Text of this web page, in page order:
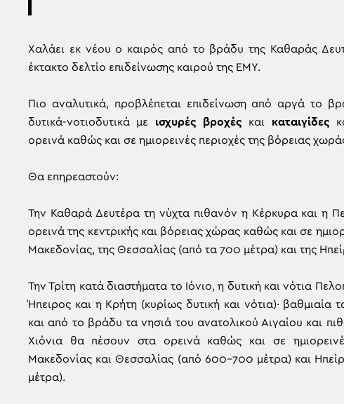
Χαλάει εκ νέου ο καιρός από το βράδυ της Καθαράς
έκτακτο δελτίο επιδείνωσης καιρού της ΕΜΥ.
Πιο αναλυτικά, προβλέπεται επιδείνωση από αργά το
δυτικά-νοτιοδυτικά με ισχυρές βροχές και καταιγίδες
ορεινά καθώς και σε ημιορεινές περιοχές της βόρειας
Θα επηρεαστούν:
Την Καθαρά Δευτέρα τη νύχτα πιθανόν η Κέρκυρα και η
ορεινά της κεντρικής και βόρειας χώρας καθώς και σε
Μακεδονίας, της Θεσσαλίας (από τα 700 μέτρα) και της
Την Τρίτη κατά διαστήματα το Ιόνιο, η δυτική και νότια
Ήπειρος και η Κρήτη (κυρίως δυτική και νότια)·
και από το βράδυ τα νησιά του ανατολικού Αιγαίου και
Χιόνια θα πέσουν στα ορεινά καθώς και σε
Μακεδονίας και Θεσσαλίας (από 600-700 μέτρα) και
μέτρα).